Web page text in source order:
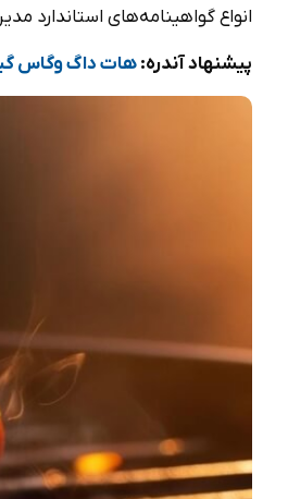
انواع گواهینامه‌های استاندارد
پیشنهاد آندره:هات داگ وگاس گیاهی